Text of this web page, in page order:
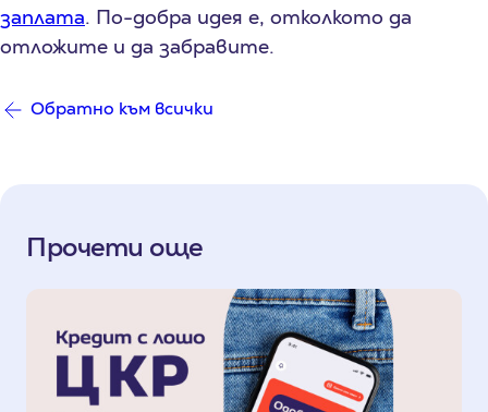
заплата. По-добра идея е, отколкото да
отложите и да забравите.
Обратно към всички
Прочети още